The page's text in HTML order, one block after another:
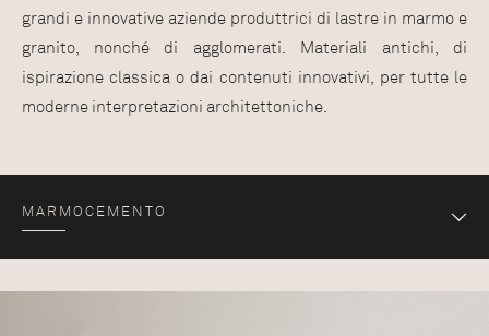
grandi e innovative aziende produttrici di lastre in marmo e
granito, nonché di agglomerati. Materiali antichi, di
ispirazione classica o dai contenuti innovativi, per tutte le
moderne interpretazioni architettoniche.
MARMOCEMENTO